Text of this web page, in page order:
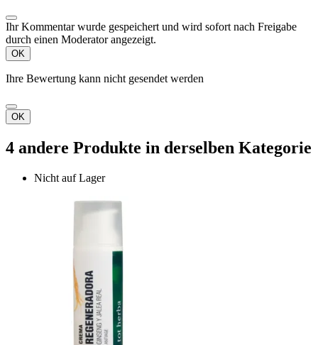
Ihr Kommentar wurde gespeichert und wird sofort nach Freigabe
durch einen Moderator angezeigt.
OK
Ihre Bewertung kann nicht gesendet werden
OK
4 andere Produkte in derselben Kategorie
Nicht auf Lager